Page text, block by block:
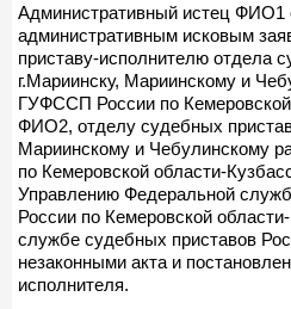
Административный истец ФИО1
административным исковым
приставу-исполнителю отдела
г.Мариинску, Мариинскому и
ГУФССП России по
ФИО2, отделу судебных
Мариинскому и Чебулинскому
по Кемеровской области-
Управлению Федеральной
России по Кемеровской
службе судебных приставов
незаконными акта и
исполнителя.